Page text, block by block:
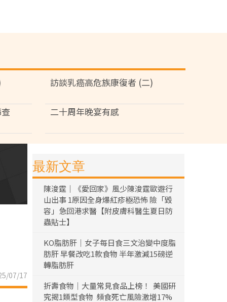
訪談乳癌高危族康復者 (二)
二十周年晚宴有感
07/17
最新文章
陳浚霆｜《愛回家》風少陳浚霆歐遊行
山出事 1原因全身爆紅疹極恐怖 險「毀
容」急回港求醫【附皮膚科醫生夏日防
蟲貼士】
KO脂肪肝｜女子每日食三文治變中度脂
肪肝 早餐改吃1款食物 半年激減15磅逆
轉脂肪肝
折壽食物｜大量常見食品上榜！ 美國研
究揭1類型食物 頻食死亡風險激增17%